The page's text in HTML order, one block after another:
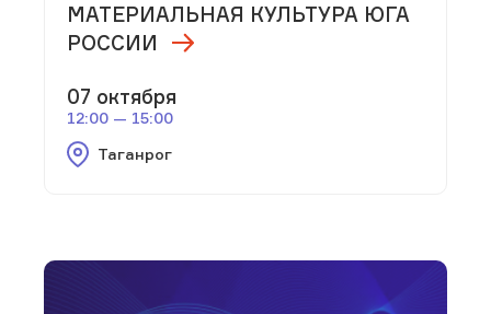
МАТЕРИАЛЬНАЯ КУЛЬТУРА ЮГА
РОССИИ
07 октября
12:00 — 15:00
Таганрог